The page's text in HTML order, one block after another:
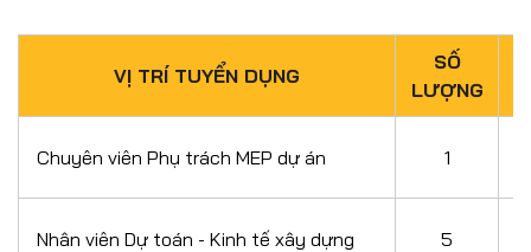
VỊ TRÍ TUYỂN DỤNG
SỐ
LƯỢNG
Chuyên viên Phụ trách MEP dự án 1
Nhân viên Dự toán - Kinh tế xây dựng 5